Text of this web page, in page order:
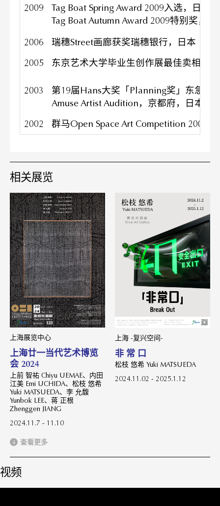
2009
Tag Boat Spring Award 2009入选，日本
Tag Boat Autumn Award 2009特别奖，日
2006
瑞穗Street画廊获奖瑞穗银行，日本
2005
东京艺术大学毕业生创作展最佳卖相奖
2003
第19届Hans大奖「Planning奖」东急
Amuse Artist Audition，京都府，日本
2002
群马Open Space Art Competition 2002，
相关展览
上海展览中心
上海廿一当代艺术博览
会 2024
上前 智祐 Chiyu UEMAE、内田
江美 Emi UCHIDA、松枝 悠希
Yuki MATSUEDA、李 允馥
Yunbok LEE、蒋 正根
Zhenggen JIANG
2024.11.7 - 11.10
上海 -复兴空间-
非 常 口
松枝 悠希 Yuki MATSUEDA
2024.11.02 - 2025.1.12
查看更多
视频